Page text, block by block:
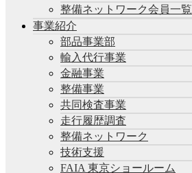
整備ネットワーク会員一覧
事業紹介
部品事業部
輸入代行事業
金融事業
整備事業
共同検査事業
走行履歴調査
整備ネットワーク
技術支援
FAIA 東京ショールーム